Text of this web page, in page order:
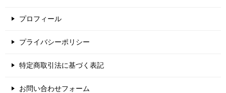
プロフィール
プライバシーポリシー
特定商取引法に基づく表記
お問い合わせフォーム